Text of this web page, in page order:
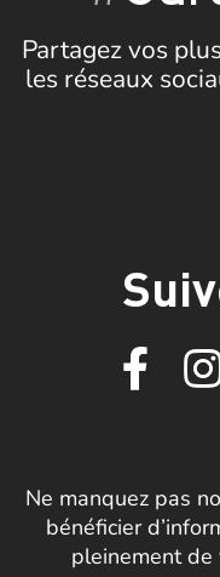
Partagez vos
les réseaux
Ne manquez pas
bénéficier
pleinement de